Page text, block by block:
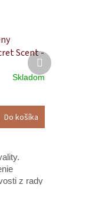
Scent -
Skladom
Do košíka
z rady
Ďalší
produkt